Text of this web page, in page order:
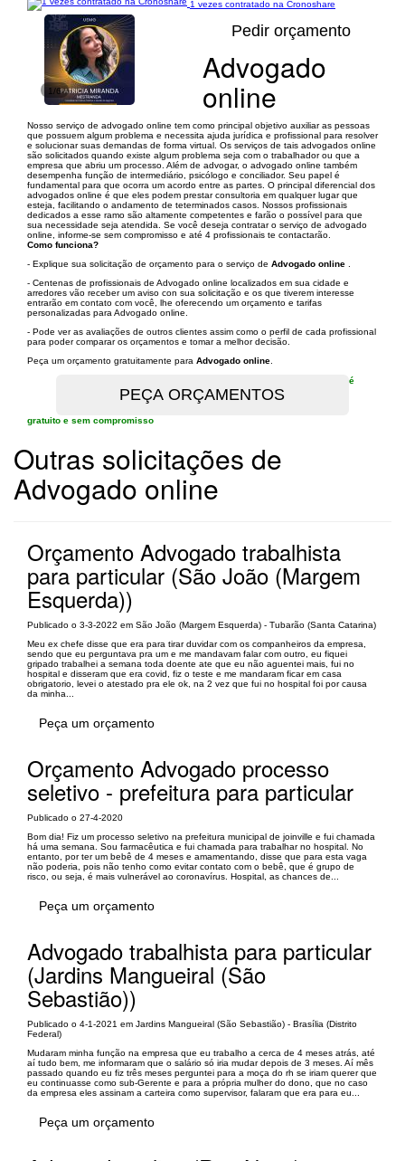
1 vezes contratado na Cronoshare
1/6
Pedir orçamento
Advogado
online
Nosso serviço de advogado online tem como principal objetivo auxiliar as pessoas
que possuem algum problema e necessita ajuda jurídica e profissional para resolver
e solucionar suas demandas de forma virtual. Os serviços de tais advogados online
são solicitados quando existe algum problema seja com o trabalhador ou que a
empresa que abriu um processo. Além de advogar, o advogado online também
desempenha função de intermediário, psicólogo e conciliador. Seu papel é
fundamental para que ocorra um acordo entre as partes. O principal diferencial dos
advogados online é que eles podem prestar consultoria em qualquer lugar que
esteja, facilitando o andamento de teterminados casos. Nossos profissionais
dedicados a esse ramo são altamente competentes e farão o possível para que
sua necessidade seja atendida. Se você deseja contratar o serviço de advogado
online, informe-se sem compromisso e até 4 profissionais te contactarão.
Como funciona?
- Explique sua solicitação de orçamento para o serviço de Advogado online
- Centenas de profissionais de Advogado online localizados em sua cidade e
arredores vão receber um aviso con sua solicitação e os que tiverem interesse
entrarão em contato com você, lhe oferecendo um orçamento e tarifas
personalizadas para Advogado online.
- Pode ver as avaliações de outros clientes assim como o perfil de cada profissional
para poder comparar os orçamentos e tomar a melhor decisão.
Peça um orçamento gratuitamente para Advogado online
é
gratuito e sem compromisso
Outras solicitações de
Advogado online
Orçamento Advogado trabalhista
para particular (São João (Margem
Esquerda))
Publicado o 3-3-2022 em São João (Margem Esquerda) - Tubarão (Santa Catarina)
Meu ex chefe disse que era para tirar duvidar com os companheiros da empresa,
sendo que eu perguntava pra um e me mandavam falar com outro, eu fiquei
gripado trabalhei a semana toda doente ate que eu não aguentei mais, fui no
hospital e disseram que era covid, fiz o teste e me mandaram ficar em casa
obrigatorio, levei o atestado pra ele ok, na 2 vez que fui no hospital foi por causa
da minha...
Peça um orçamento
Orçamento Advogado processo
seletivo - prefeitura para particular
Publicado o 27-4-2020
Bom dia! Fiz um processo seletivo na prefeitura municipal de joinville e fui chamada
há uma semana. Sou farmacêutica e fui chamada para trabalhar no hospital. No
entanto, por ter um bebê de 4 meses e amamentando, disse que para esta vaga
não poderia, pois não tenho como evitar contato com o bebê, que é grupo de
risco, ou seja, é mais vulnerável ao coronavírus. Hospital, as chances de...
Peça um orçamento
Advogado trabalhista para particular
(Jardins Mangueiral (São
Sebastião))
Publicado o 4-1-2021 em Jardins Mangueiral (São Sebastião) - Brasília (Distrito
Federal)
Mudaram minha função na empresa que eu trabalho a cerca de 4 meses atrás, até
aí tudo bem, me informaram que o salário só iria mudar depois de 3 meses. Aí mês
passado quando eu fiz três meses perguntei para a moça do rh se iriam querer que
eu continuasse como sub-Gerente e para a própria mulher do dono, que no caso
da empresa eles assinam a carteira como supervisor, falaram que era para eu...
Peça um orçamento